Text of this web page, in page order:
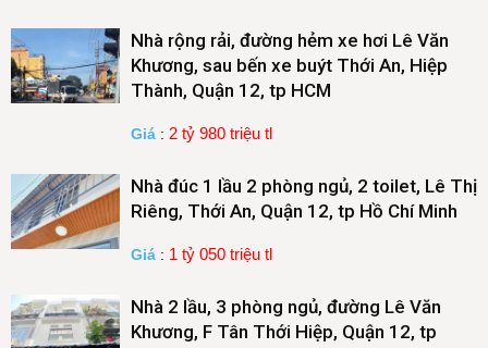
Nhà rộng rải, đường hẻm xe hơi Lê Văn
Khương, sau bến xe buýt Thới An, Hiệp
Thành, Quận 12, tp HCM
Giá : 2 tỷ 980 triệu tl
Nhà đúc 1 lầu 2 phòng ngủ, 2 toilet, Lê Thị
Riêng, Thới An, Quận 12, tp Hồ Chí Minh
Giá : 1 tỷ 050 triệu tl
Nhà 2 lầu, 3 phòng ngủ, đường Lê Văn
Khương, F Tân Thới Hiệp, Quận 12, tp